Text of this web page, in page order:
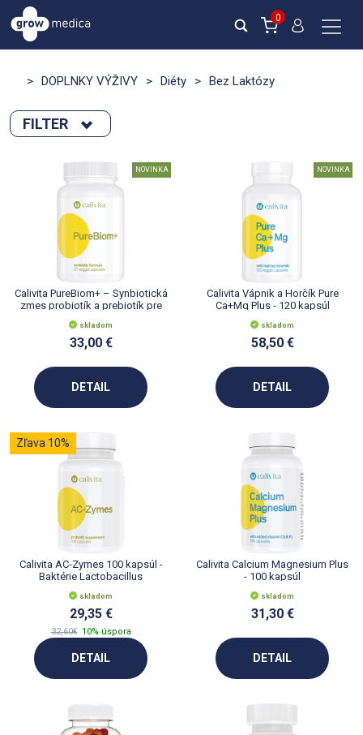
0
> DOPLNKY VÝŽIVY > Diéty > Bez Laktózy
FILTER
novinka
Novinka
Počet na stránku :
NOVINKA
Calivita PureBiom+ – Synbiotická
zmes probiotík a prebiotík pre
zdravé trávenie
skladom
33,00 €
DETAIL
NOVINKA
Calivita Vápnik a Horčík Pure
Ca+Mg Plus - 120 kapsúl
skladom
58,50 €
DETAIL
Zľava 10%
Calivita AC-Zymes 100 kapsúl -
Baktérie Lactobacillus
Acidophilus
skladom
29,35 €
32,60€ 10% úspora
DETAIL
Calivita Calcium Magnesium Plus
- 100 kapsúl
skladom
31,30 €
DETAIL